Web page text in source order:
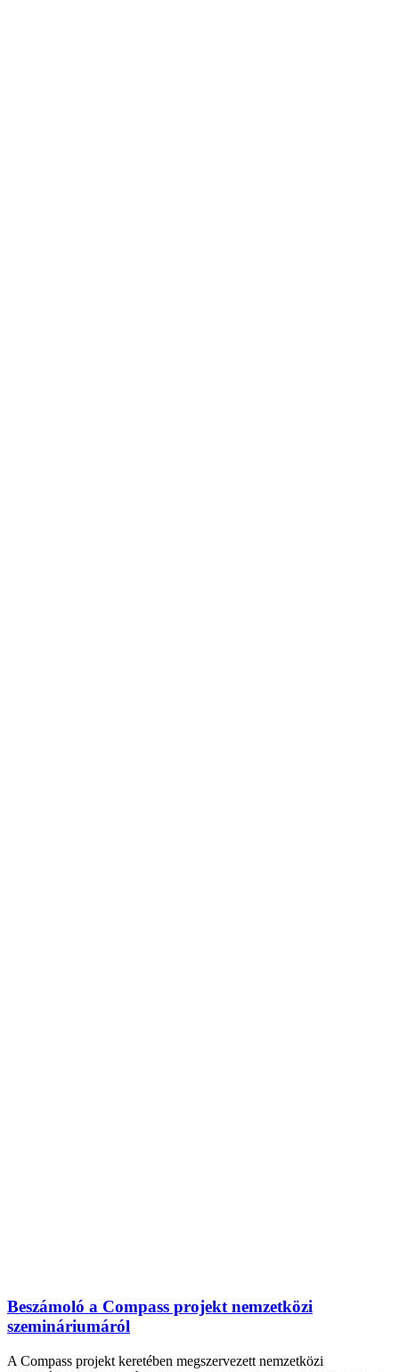
Beszámoló a Compass projekt nemzetközi
szemináriumáról
A Compass projekt keretében megszervezett nemzetközi